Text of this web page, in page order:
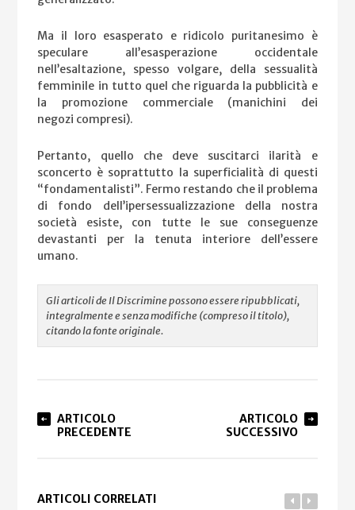
Ma il loro esasperato e ridicolo puritanesimo è
speculare all’esasperazione occidentale
nell’esaltazione, spesso volgare, della sessualità
femminile in tutto quel che riguarda la pubblicità e
la promozione commerciale (manichini dei
negozi compresi).
Pertanto, quello che deve suscitarci ilarità e
sconcerto è soprattutto la superficialità di questi
“fondamentalisti”. Fermo restando che il problema
di fondo dell’ipersessualizzazione della nostra
società esiste, con tutte le sue conseguenze
devastanti per la tenuta interiore dell’essere
umano.
Gli articoli de Il Discrimine possono essere ripubblicati,
integralmente e senza modifiche (compreso il titolo),
citando la fonte originale.
ARTICOLO
PRECEDENTE
ARTICOLO
SUCCESSIVO
ARTICOLI CORRELATI